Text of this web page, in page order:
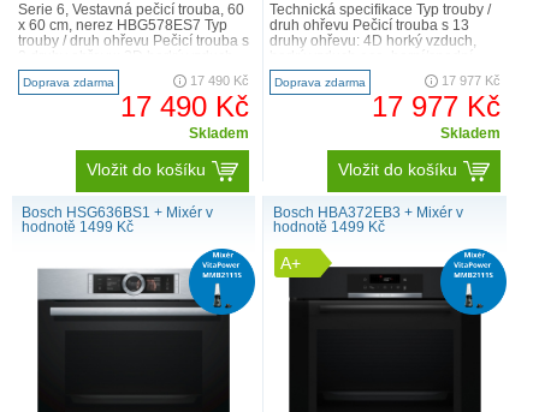
Serie 6, Vestavná pečicí trouba, 60
x 60 cm, nerez HBG578ES7 Typ
trouby / druh ohřevu Pečicí trouba s
horní/sp..
Doprava zdarma 17 490 Kč
17 490 Kč
Skladem
Vložit do košíku
Technická specifikace Typ trouby /
druh ohřevu Pečicí trouba s 13
druhy ohřevu: 4D horký vzduch,
ohřev, Eco horní..
Doprava zdarma 17 977 Kč
17 977 Kč
Skladem
Vložit do košíku
Bosch HSG636BS1 + Mixér v
hodnotě 1499 Kč
Bosch HBA372EB3 + Mixér v
hodnotě 1499 Kč
A+